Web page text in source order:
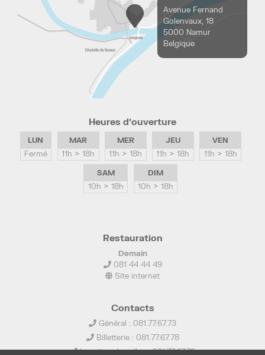
Avenue Fernand
Golenvaux, 18
5000 Namur
Belgique
Heures d’ouverture
LUN
Fermé
MAR
11h > 18h
MER
11h > 18h
JEU
11h > 18h
VEN
11h > 18h
SAM
10h > 18h
DIM
10h > 18h
Restauration
Demain
081 44 44 49
Site internet
Contacts
Général : 081.77.67.73
Billetterie : 081.77.67.78
Location de salles : 081.77.67.79